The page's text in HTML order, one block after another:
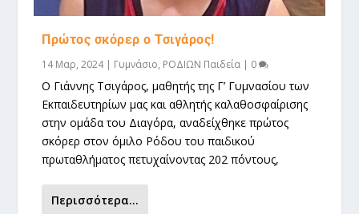
Πρώτος σκόρερ ο Τσιγάρος!
14 Μαρ, 2024| Γυμνάσιο, ΡΟΔΙΩΝ Παιδεία | 0
Ο Γιάννης Τσιγάρος, μαθητής της Γ’ Γυμνασίου των
Εκπαιδευτηρίων μας και αθλητής καλαθοσφαίρισης
στην ομάδα του Διαγόρα, αναδείχθηκε πρώτος
σκόρερ στον όμιλο Ρόδου του παιδικού
πρωταθλήματος πετυχαίνοντας 202 πόντους,
Περισσότερα...